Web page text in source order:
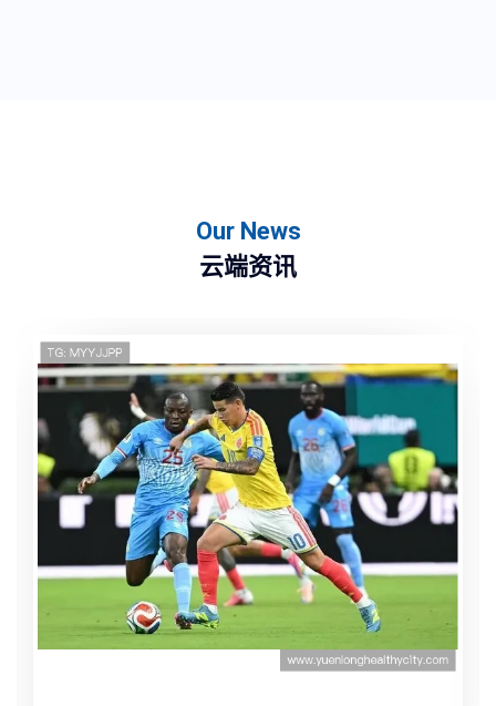
Our News
云端资讯
世界杯C
名身份被
2026-07-
苏格兰遗憾止
后，苏格兰队
16强的目标。
遗憾被淘汰出